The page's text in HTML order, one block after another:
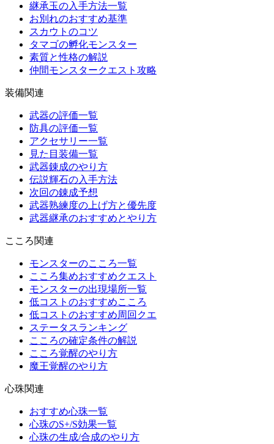
継承玉の入手方法一覧
お別れのおすすめ基準
スカウトのコツ
タマゴの孵化モンスター
素質と性格の解説
仲間モンスタークエスト攻略
装備関連
武器の評価一覧
防具の評価一覧
アクセサリー一覧
見た目装備一覧
武器錬成のやり方
伝説輝石の入手方法
次回の錬成予想
武器熟練度の上げ方と優先度
武器継承のおすすめとやり方
こころ関連
モンスターのこころ一覧
こころ集めおすすめクエスト
モンスターの出現場所一覧
低コストのおすすめこころ
低コストのおすすめ周回クエ
ステータスランキング
こころの確定条件の解説
こころ覚醒のやり方
魔王覚醒のやり方
心珠関連
おすすめ心珠一覧
心珠のS+/S効果一覧
心珠の生成/合成のやり方